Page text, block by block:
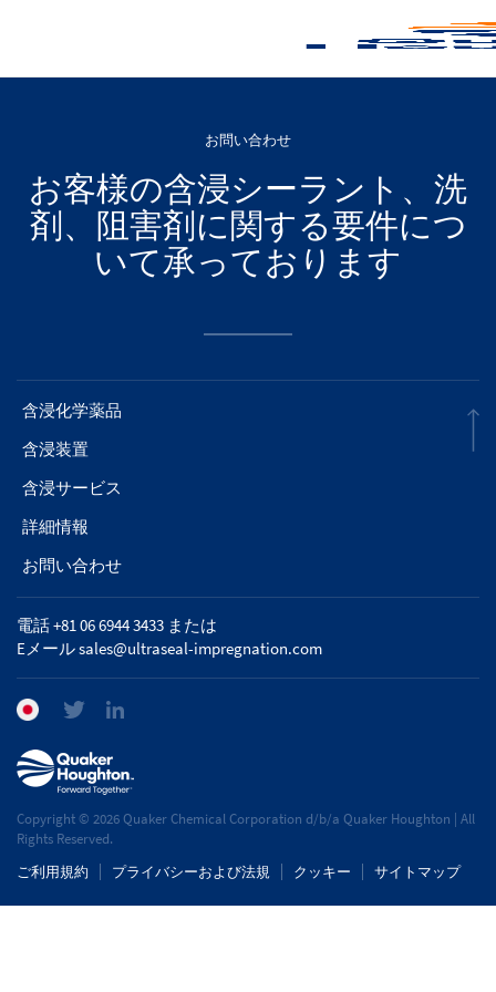
お問い合わせ
お客様の含浸シーラント、洗
剤、阻害剤に関する要件につ
いて承っております
含浸化学薬品
含浸装置
含浸サービス
詳細情報
お問い合わせ
電話 +81 06 6944 3433 または
Eメールsales@ultraseal-impregnation.com
Copyright © 2026 Quaker Chemical Corporation d/b/a Quaker Houghton | All
Rights Reserved.
ご利用規約
プライバシーおよび法規 クッキー サイトマップ